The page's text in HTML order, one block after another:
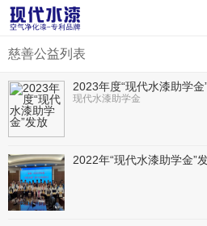
慈善公益列表
2023年度“现代水漆助学金
现代水漆助学金
2022年“现代水漆助学金”